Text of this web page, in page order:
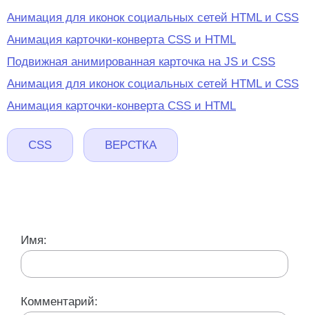
Анимация для иконок социальных сетей HTML и CSS
Анимация карточки-конверта CSS и HTML
Подвижная анимированная карточка на JS и CSS
Анимация для иконок социальных сетей HTML и CSS
Анимация карточки-конверта CSS и HTML
CSS ВЕРСТКА
Имя:
Комментарий: